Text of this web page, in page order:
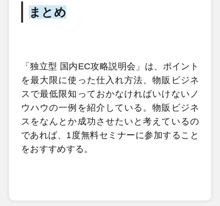
まとめ
「独立型 国内EC攻略説明会」は、ポイント
を最大限に使った仕入れ方法、物販ビジネ
スで最低限知っておかなければいけないノ
ウハウの一例を紹介している。物販ビジネ
スをなんとか成功させたいと考えているの
であれば、1度無料セミナーに参加すること
をおすすめする。